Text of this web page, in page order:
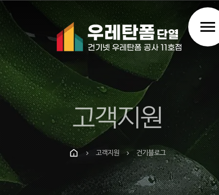
menu
고객지원
chevron_right 고객지원 chevron_right 건기블로그